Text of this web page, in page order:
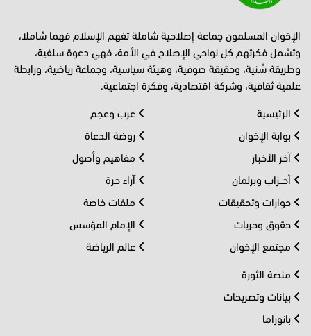
الإخوان المسلمون جماعة إصلاحية شاملة تفهم الإسلام فهما شاملا،
وتشمل فكرتهم كل نواحي الإصلاح في الأمة، فهي دعوة سلفية،
وطريقة سُنية، وحقيقة صوفية، وهيئة سياسية، وجماعة رياضية، ورابطة
علمية ثقافية، وشركة اقتصادية، وفكرة اجتماعية.
الرئيسية
بوابة الإخوان
آخر الأخبار
أحــزاب وبرلمان
حوارات وتحقيقات
حقوق وحريات
مجتمع الإخوان
عرب وعجم
روضة الدعاة
مفاهيم وأصول
آراء حرة
ملفات خاصة
الإمام المؤسس
عالم الرياضة
منصة الثورة
بيانات وتصريحات
بانوراما